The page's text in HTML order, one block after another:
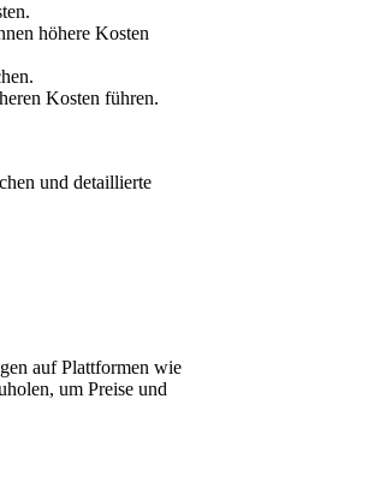
höhere Kosten
Kosten führen.
und detaillierte
auf Plattformen wie
um Preise und